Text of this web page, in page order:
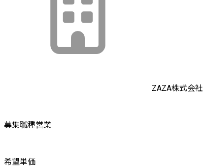
ZAZA株式会社
募集職種営業
希望単価